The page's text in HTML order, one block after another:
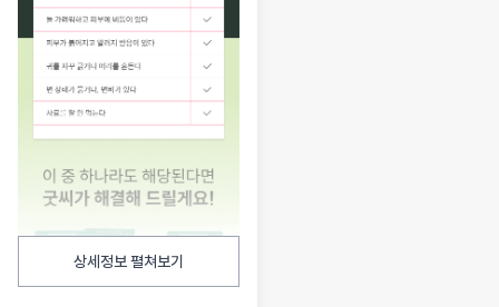
상세정보 펼쳐보기